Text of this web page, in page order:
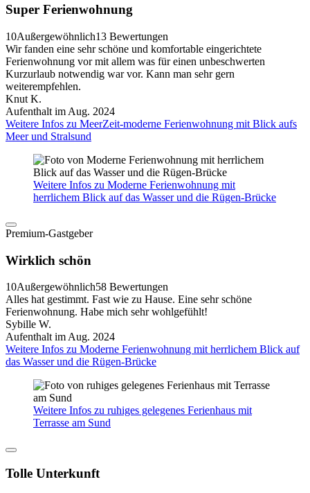
Super Ferienwohnung
10Außergewöhnlich13 Bewertungen
Wir fanden eine sehr schöne und komfortable eingerichtete
Ferienwohnung vor mit allem was für einen unbeschwerten
Kurzurlaub notwendig war vor. Kann man sehr gern
weiterempfehlen.
Knut K.
Aufenthalt im Aug. 2024
Weitere Infos zu MeerZeit-moderne Ferienwohnung mit Blick aufs
Meer und Stralsund
Weitere Infos zu Moderne Ferienwohnung mit
herrlichem Blick auf das Wasser und die Rügen-Brücke
Premium-Gastgeber
Wirklich schön
10Außergewöhnlich58 Bewertungen
Alles hat gestimmt. Fast wie zu Hause. Eine sehr schöne
Ferienwohnung. Habe mich sehr wohlgefühlt!
Sybille W.
Aufenthalt im Aug. 2024
Weitere Infos zu Moderne Ferienwohnung mit herrlichem Blick auf
das Wasser und die Rügen-Brücke
Weitere Infos zu ruhiges gelegenes Ferienhaus mit
Terrasse am Sund
Tolle Unterkunft